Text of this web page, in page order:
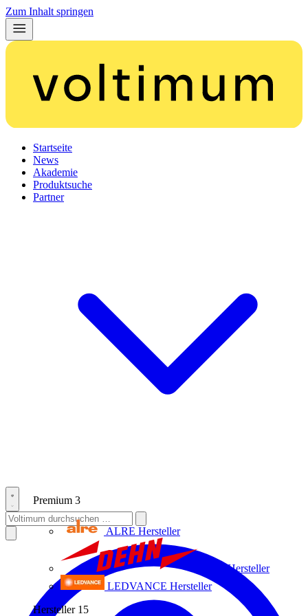
Zum Inhalt springen
Startseite
News
Akademie
Produktsuche
Partner
Premium 3
ALRE Hersteller
Hersteller
LEDVANCE Hersteller
Hersteller 15